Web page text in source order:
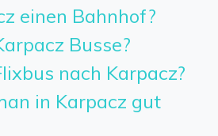
einen Bahnhof?
Busse?
nach Karpacz?
in Karpacz gut